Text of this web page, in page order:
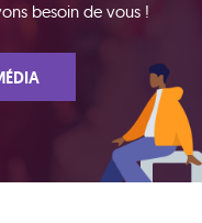
besoin de vous !